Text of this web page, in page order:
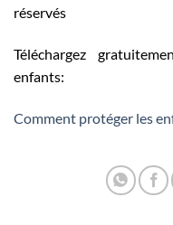
réservés
Téléchargez
enfants:
Comment protéger les